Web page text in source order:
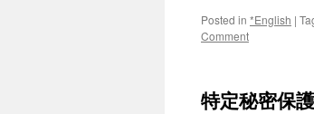
Posted in *English |
Comment
特定秘密保